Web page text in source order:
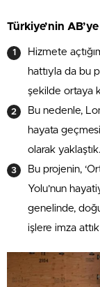
Türkiye’nin
Hizmete
hattıyla da bu
şekilde ortaya
Bu nedenle,
hayata
olarak yaklaştık.
Bu projenin,
Yolu’nun
genelinde,
işlere imza attık